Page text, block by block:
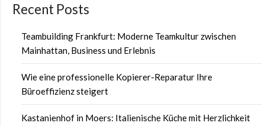
Recent Posts
Teambuilding Frankfurt: Moderne Teamkultur zwischen
Mainhattan, Business und Erlebnis
Wie eine professionelle Kopierer-Reparatur Ihre
Büroeffizienz steigert
Kastanienhof in Moers: Italienische Küche mit Herzlichkeit